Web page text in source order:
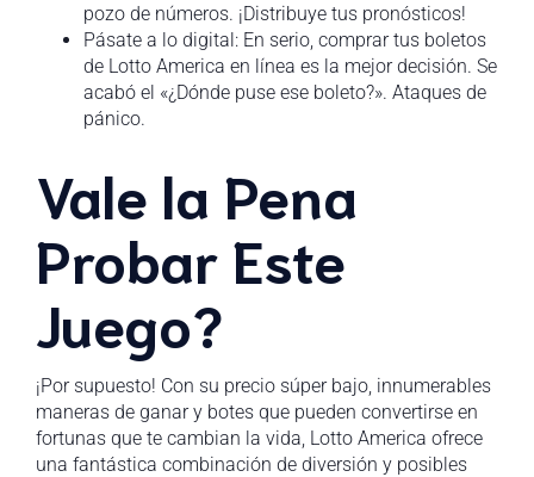
pozo de números. ¡Distribuye tus pronósticos!
Pásate a lo digital: En serio, comprar tus boletos
de Lotto America en línea es la mejor decisión. Se
acabó el «¿Dónde puse ese boleto?». Ataques de
pánico.
Vale la Pena
Probar Este
Juego?
¡Por supuesto! Con su precio súper bajo, innumerables
maneras de ganar y botes que pueden convertirse en
fortunas que te cambian la vida, Lotto America ofrece
una fantástica combinación de diversión y posibles